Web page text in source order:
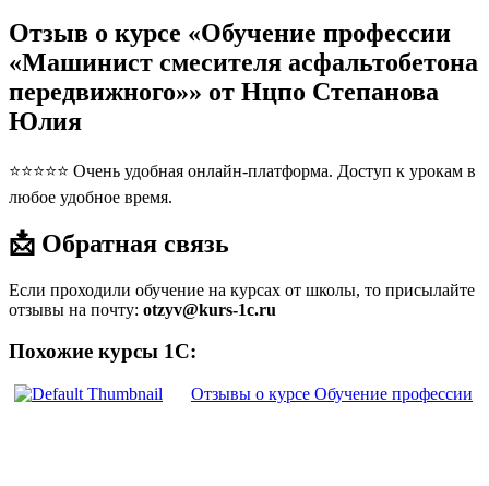
Отзыв о курсе «Обучение профессии
«Машинист смесителя асфальтобетона
передвижного»» от Нцпо Степанова
Юлия
⭐⭐⭐⭐⭐ Очень удобная онлайн-платформа. Доступ к урокам в
любое удобное время.
📩 Обратная связь
Если проходили обучение на курсах от школы, то присылайте
отзывы на почту: otzyv@kurs-1c.ru
Похожие курсы 1С:
Отзывы о курсе Обучение профессии